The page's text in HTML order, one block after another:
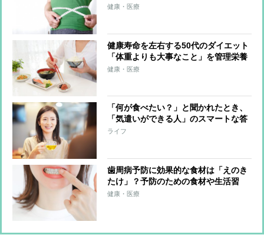
を管理栄養士が解説
健康・医療
健康寿命を左右する50代のダイエット
「体重よりも大事なこと」を管理栄養
士が解説
健康・医療
「何が食べたい？」と聞かれたとき、
「気遣いができる人」のスマートな答
え方
ライフ
歯周病予防に効果的な食材は「えのき
たけ」？予防のための食材や生活習
慣、漢方薬を管理栄養士がアドバイス
健康・医療